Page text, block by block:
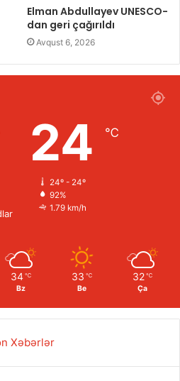
Elman Abdullayev UNESCO-
dan geri çağırıldı
Avqust 6, 2026
24 ℃
24º - 24º
92%
1.79 km/h
34 ℃
Bz
33 ℃
Be
32 ℃
Ça
Xəbərlər